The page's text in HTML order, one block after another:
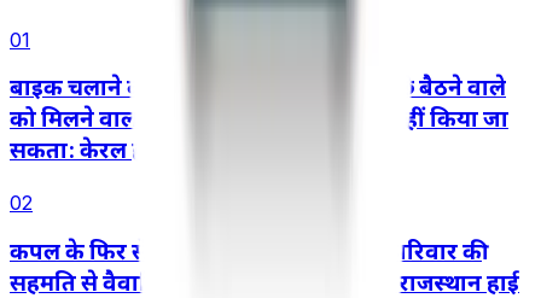
01
बाइक चलाने वाले की लापरवाही के कारण पीछे बैठने वाले
को मिलने वाला मोटर दुर्घटना मुआवज़ा कम नहीं किया जा
सकता: केरल हाई कोर्ट
02
कपल के फिर से साथ आने, शादी करने और परिवार की
सहमति से वैवाहिक जीवन शुरू करने के बाद राजस्थान हाई